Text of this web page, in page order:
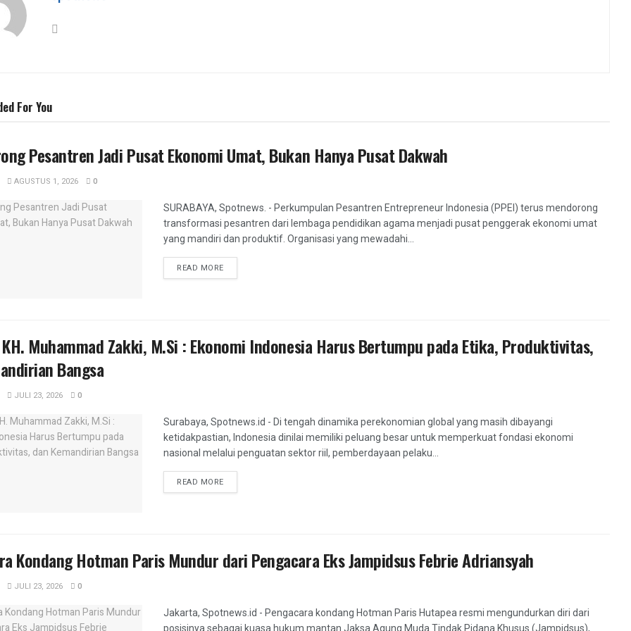
o
a
m
For You
Pesantren Jadi Pusat Ekonomi Umat, Bukan Hanya Pusat Dakwah
AGUSTUS 1, 2026 0
SURABAYA, Spotnews. - Perkumpulan Pesantren Entrepreneur Indonesia (PPEI) terus mendorong
transformasi pesantren dari lembaga pendidikan agama menjadi pusat penggerak ekonomi umat
yang mandiri dan produktif. Organisasi yang mewadahi...
READ MOREDETAILS
Muhammad Zakki, M.Si : Ekonomi Indonesia Harus Bertumpu pada Etika, Produktivitas,
Bangsa
JULI 23, 2026 0
Surabaya, Spotnews.id - Di tengah dinamika perekonomian global yang masih dibayangi
ketidakpastian, Indonesia dinilai memiliki peluang besar untuk memperkuat fondasi ekonomi
nasional melalui penguatan sektor riil, pemberdayaan pelaku...
READ MOREDETAILS
Kondang Hotman Paris Mundur dari Pengacara Eks Jampidsus Febrie Adriansyah
JULI 23, 2026 0
Jakarta, Spotnews.id - Pengacara kondang Hotman Paris Hutapea resmi mengundurkan diri dari
posisinya sebagai kuasa hukum mantan Jaksa Agung Muda Tindak Pidana Khusus (Jampidsus),